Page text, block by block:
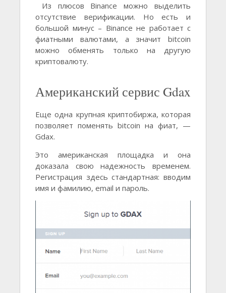
Из плюсов Binance можно выделить
отсутствие верификации. Но есть и
большой минус – Binance не работает с
фиатными валютами, а значит bitcoin
можно обменять только на другую
криптовалюту.
Американский сервис Gdax
Еще одна крупная криптобиржа, которая
позволяет поменять bitcoin на фиат, —
Gdax.
Это американская площадка и она
доказала свою надежность временем.
Регистрация здесь стандартная: вводим
имя и фамилию, email и пароль.